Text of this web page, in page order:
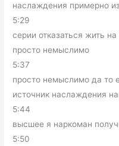
наслаждения примерно из
5:29
серии отказаться жить
просто немыслимо
5:37
просто немыслимо да то
источник наслаждения
5:44
высшее я наркоман
5:50